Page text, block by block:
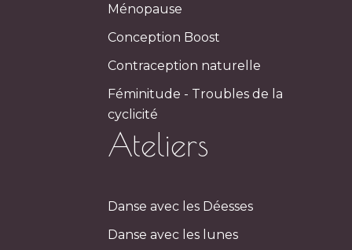
Ménopause
Conception Boost
Contraception naturelle
Féminitude - Troubles de la
cyclicité
Ateliers
Danse avec les Déesses
Danse avec les lunes